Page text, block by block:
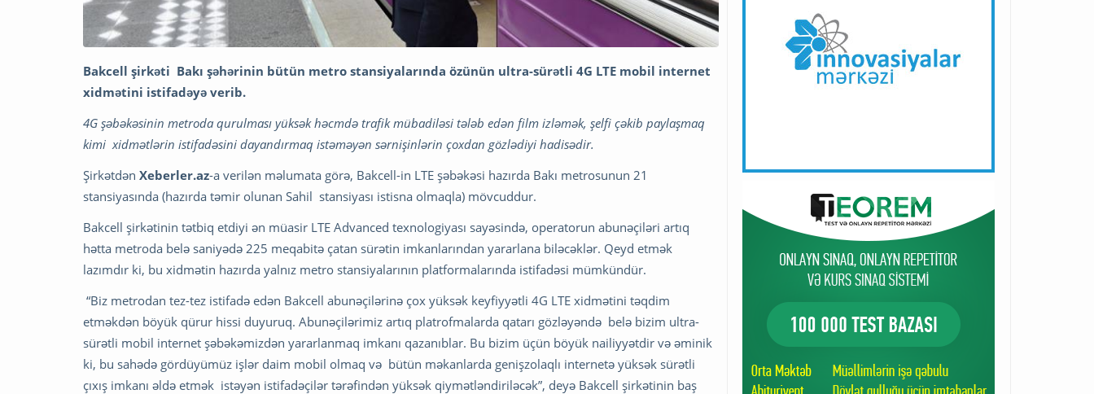
Bakcell şirkəti Bakı şəhərinin bütün metro stansiyalarında özünün ultra-sürətli 4G LTE mobil internet
xidmətini istifadəyə verib.
4G şəbəkəsinin metroda qurulması yüksək həcmdə trafik mübadiləsi tələb edən film izləmək, şelfi çəkib paylaşmaq
kimi xidmətlərin istifadəsini dayandırmaq istəməyən sərnişinlərin çoxdan gözlədiyi hadisədir.
Şirkətdən Xeberler.az-a verilən məlumata görə, Bakcell-in LTE şəbəkəsi hazırda Bakı metrosunun 21
stansiyasında (hazırda təmir olunan Sahil stansiyası istisna olmaqla) mövcuddur.
Bakcell şirkətinin tətbiq etdiyi ən müasir LTE Advanced texnologiyası sayəsində, operatorun abunəçiləri artıq
hətta metroda belə saniyədə 225 meqabitə çatan sürətin imkanlarından yararlana biləcəklər. Qeyd etmək
lazımdır ki, bu xidmətin hazırda yalnız metro stansiyalarının platformalarında istifadəsi mümkündür.
“Biz metrodan tez-tez istifadə edən Bakcell abunəçilərinə çox yüksək keyfiyyətli 4G LTE xidmətini təqdim
etməkdən böyük qürur hissi duyuruq. Abunəçilərimiz artıq platrofmalarda qatarı gözləyəndə belə bizim ultra-
sürətli mobil internet şəbəkəmizdən yararlanmaq imkanı qazanıblar. Bu bizim üçün böyük nailiyyətdir və əminik
ki, bu sahədə gördüyümüz işlər daim mobil olmaq və bütün məkanlarda genişzolaqlı internetə yüksək sürətli
çıxış imkanı əldə etmək istəyən istifadəçilər tərəfindən yüksək qiymətləndiriləcək”, deyə Bakcell şirkətinin baş